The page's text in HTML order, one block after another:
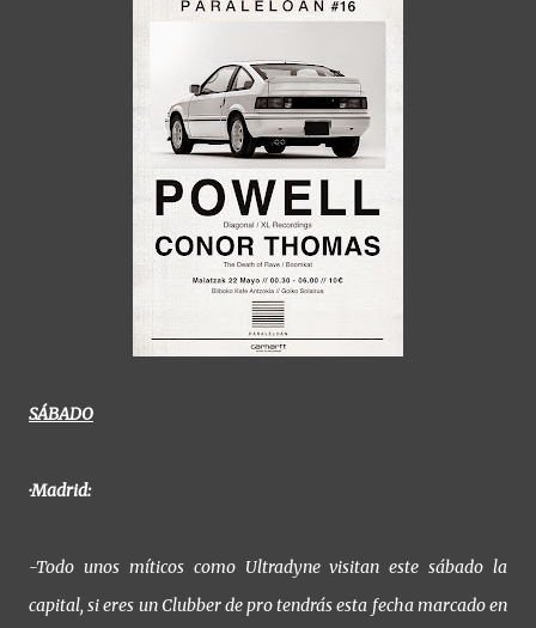
SÁBADO
·Madrid:
-Todo unos míticos como Ultradyne visitan este sábado la
capital, si eres un Clubber de pro tendrás esta fecha marcado en